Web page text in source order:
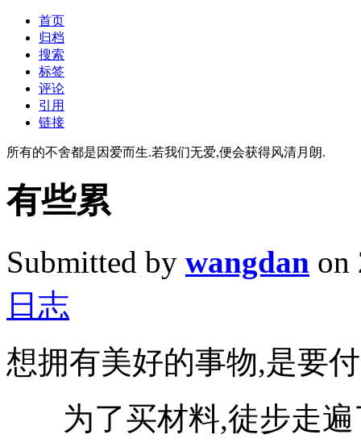
首页
归档
搜索
标签
评论
引用
链接
所有的不舍都是因爱而生.若我们无爱,便会获得风清月朗.
有些累
Submitted by wangdan on
日志
想拥有美好的事物,是要
为了买材料,徒步走遍